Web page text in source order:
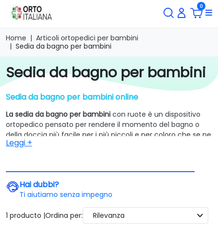
0
Home
Articoli ortopedici per bambini
Sedia da bagno per bambini
sedia da bagno per bambini
Sedia da bagno per bambini online
La sedia da bagno per bambini con ruote è un dispositivo
ortopedico pensato per rendere il momento del bagno o
della doccia più facile per i più piccoli e per coloro che se ne
prendono cura.
può essere un momento complicato per bambini che sono
affetti da patologie motorie e/o cerebrali, avere in
dotazione una sedia da bagno può essere una soluzione
La sedia da bagno su ruote per bambini è un dispositivo che
Leggi +
Hai dubbi?
Ti aiutiamo senza impegno
1 producto |Ordina per: Rilevanza expand_more